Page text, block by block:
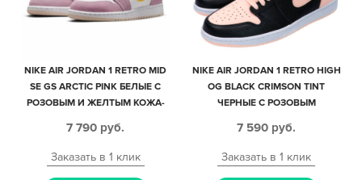
NIKE AIR JORDAN 1 RETRO MID
SE GS ARCTIC PINK БЕЛЫЕ С
РОЗОВЫМ И ЖЕЛТЫМ КОЖА-
7 790 руб.
Заказать в 1 клик
NIKE AIR JORDAN 1 RETRO HIGH
OG BLACK CRIMSON TINT
ЧЕРНЫЕ С РОЗОВЫМ
7 590 руб.
Заказать в 1 клик